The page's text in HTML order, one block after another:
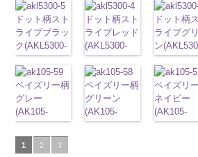
FairyRose
6000
FairyRose
6000
ドット キュ
プラ100％
DOLCELABY、
FairyRose
6000
ラ100％
DOLCELABY、
FairyRose
6000
ラ100％
FairyRose
6000
http://www.anys.co.jp/wp-
content/uploads/2013/04/ak201-
34.jpg
AK201-34 イ
エロー 花柄
ドット キュ
プラ100％
DOLCELABY、
FairyRose
6000
ープル
(AK201-
33/LT)
http://www.anys.co.jp/wp-
33.jpg
AK201-33 パ
ープル 花柄
ドット キュ
content/
29.jpg
AK201-29
ッド 花柄
ット キュ
ラ100％
FairyRose
6000
ドット柄スト
ライプブラッ
ク(AKL5300-
5/LT)
http://www.anys.co.jp/wp-
content/uploads/2013/05/akl5300-
5.jpg
AKL5300-5
ブラック ド
ット柄ストラ
イプ キュプ
ドット柄スト
ライプレッド
(AKL5300-
4/LT)
http://www.anys.co.jp/wp-
content/uploads/2013/05/
4.jpg
AKL5300-4
レッド ドッ
ドット柄
ライプグ
ン
3/LT)
http://
content/
3.jpg
AKL5300-3
グリーン
ペイズリー柄
グレー
(AK105-
59/LT)
http://www.anys.co.jp/wp-
content/uploads/2013/05/ak105-
ペイズリー柄
グリーン
(AK105-
58/LT)
ペイズリ
ネイビー
(AK105-
57/LT)
1 2 3